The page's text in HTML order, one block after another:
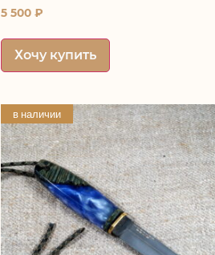
5 500 ₽
Хочу купить
в наличии